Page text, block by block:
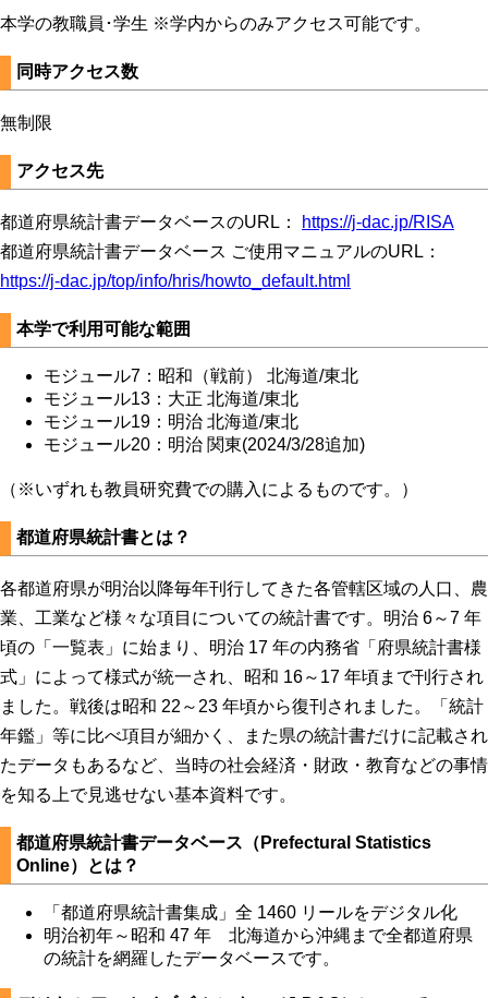
本学の教職員･学生 ※学内からのみアクセス可能です。
同時アクセス数
無制限
アクセス先
都道府県統計書データベースのURL：
https://j-dac.jp/RISA
都道府県統計書データベース ご使用マニュアルのURL：
https://j-dac.jp/top/info/hris/howto_default.html
本学で利用可能な範囲
モジュール7：昭和（戦前） 北海道/東北
モジュール13：大正 北海道/東北
モジュール19：明治 北海道/東北
モジュール20：明治 関東(2024/3/28追加)
（※いずれも教員研究費での購入によるものです。）
都道府県統計書とは？
各都道府県が明治以降毎年刊行してきた各管轄区域の人口、農
業、工業など様々な項目についての統計書です。明治 6～7 年
頃の「一覧表」に始まり、明治 17 年の内務省「府県統計書様
式」によって様式が統一され、昭和 16～17 年頃まで刊行され
ました。戦後は昭和 22～23 年頃から復刊されました。「統計
年鑑」等に比べ項目が細かく、また県の統計書だけに記載され
たデータもあるなど、当時の社会経済・財政・教育などの事情
を知る上で見逃せない基本資料です。
都道府県統計書データベース（Prefectural Statistics
Online）とは？
「都道府県統計書集成」全 1460 リールをデジタル化
明治初年～昭和 47 年 北海道から沖縄まで全都道府県
の統計を網羅したデータベースです。